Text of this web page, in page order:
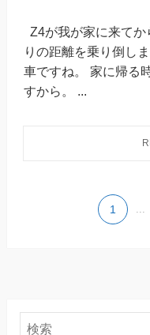
Z4が我が家に来て
りの距離を乗り倒し
車ですね。 家に帰る
すから。 ...
1